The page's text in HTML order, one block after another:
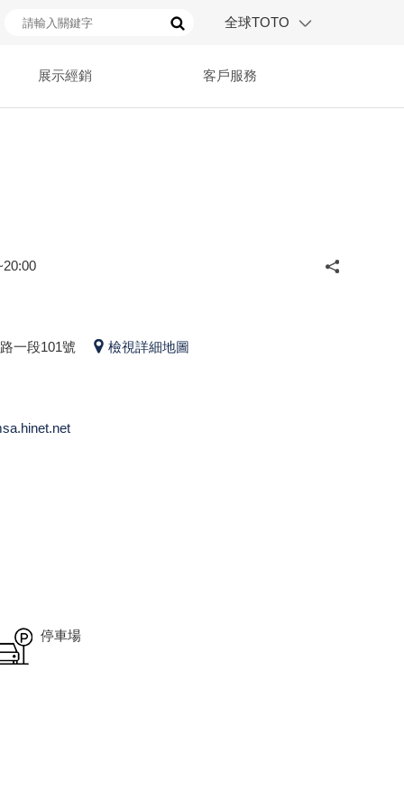
全球TOTO
展示經銷 客戶服務
一段101號 檢視詳細地圖
停車場